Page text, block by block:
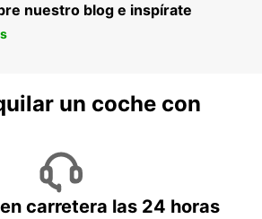
nuestro blog e inspírate
un coche con
carretera las 24 horas